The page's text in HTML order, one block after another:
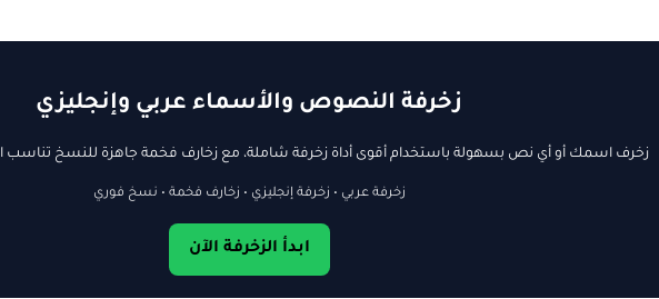
زخرفة النصوص والأسماء عربي وإنجليزي
زخرف اسمك أو أي نص بسهولة باستخدام أقوى أداة زخرفة شاملة، مع زخارف فخمة جاهزة للنسخ تناسب
زخرفة عربي • زخرفة إنجليزي • زخارف فخمة • نسخ فوري
ابدأ الزخرفة الآن